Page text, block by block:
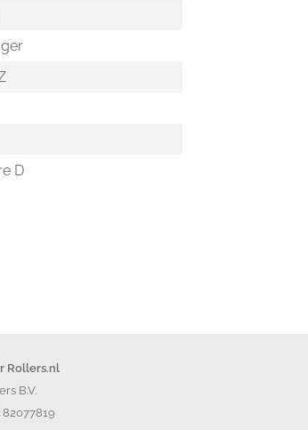
D
Rollers.nl
B.V.
82077819